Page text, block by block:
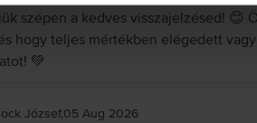
szépen a kedves visszajelzésed! 😊
hogy teljes mértékben elégedett
💚
József,05 Aug 2026